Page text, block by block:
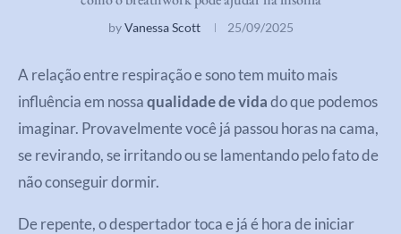
byVanessa Scott 25/09/2025
A relação entre respiração e sono tem muito mais
influência em nossaqualidade de vidado que podemos
imaginar. Provavelmente você já passou horas na cama,
se revirando, se irritando ou se lamentando pelo fato de
não conseguir dormir.
De repente, o despertador toca e já é hora de iniciar